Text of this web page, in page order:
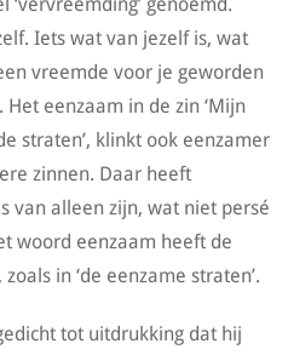
Iets wat van jezelf is, wat
vreemde voor je geworden
eenzaam in de zin ‘Mijn
straten’, klinkt ook eenzamer
zinnen. Daar heeft
van alleen zijn, wat niet persé
woord eenzaam heeft de
in ‘de eenzame straten’.
tot uitdrukking dat hij